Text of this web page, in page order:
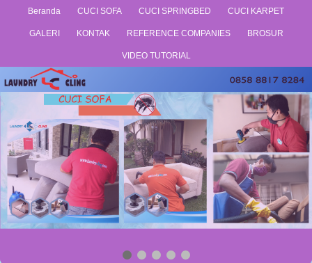
Beranda CUCI SOFA CUCI SPRINGBED CUCI KARPET
GALERI KONTAK REFERENCE COMPANIES BROSUR
VIDEO TUTORIAL